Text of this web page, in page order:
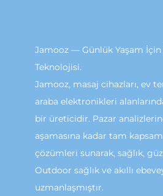
Jamooz — Günlük Yaşam İçin
Teknolojisi.
Jamooz, masaj cihazları, ev
araba elektronikleri
bir üreticidir. Pazar
aşamasına kadar tam
çözümleri sunarak, sağlık,
Outdoor sağlık ve akıllı
uzmanlaşmıştır.